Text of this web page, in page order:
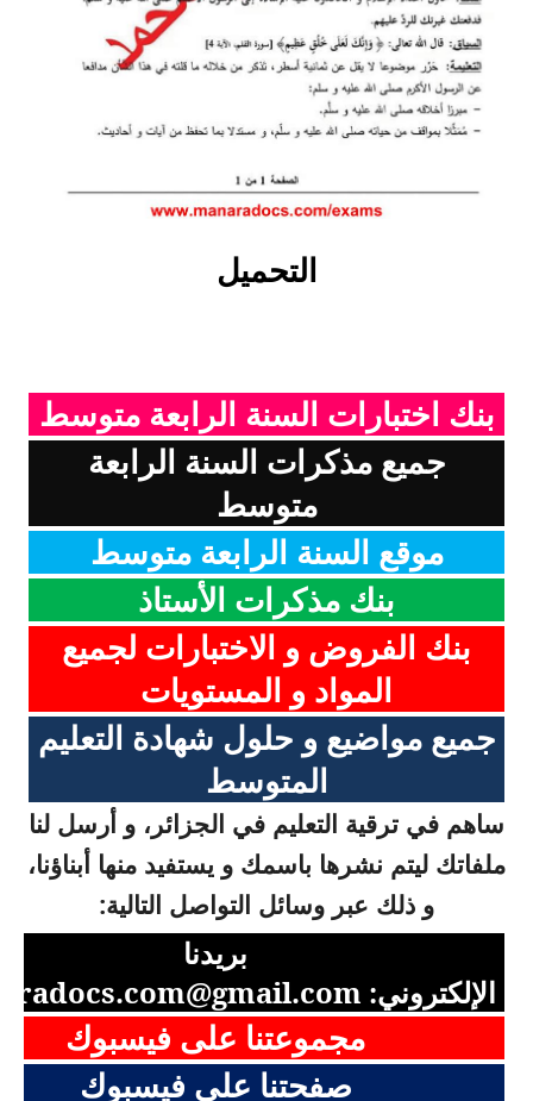
بحوث اللغة العربية
بحوث الرياضيات
بحوث التاريخ و الجغرافيا
بحوث الفيزياء و الكيمياء
بحوث اللغة الفرنسية
بحوث في مجالات اخرى
التحميل
بنك اختبارات السنة الرابعة متوسط
جميع مذكرات السنة الرابعة
متوسط
موقع السنة الرابعة متوسط
بنك مذكرات الأستاذ
بنك الفروض و الاختبارات لجميع
المواد و المستويات
جميع مواضيع و حلول شهادة التعليم
المتوسط
ساهم في ترقية التعليم في الجزائر، و أرسل لنا
ملفاتك ليتم نشرها باسمك و يستفيد منها أبناؤنا،
و ذلك عبر وسائل التواصل التالية:
بريدنا
الإلكتروني:
مجموعتنا على فيسبوك
صفحتنا على فيسبوك